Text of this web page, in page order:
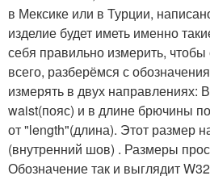
в Мексике или в Турции,
изделие будет иметь именно
себя правильно измерить,
всего, разберёмся с
измерять в двух направлениях:
waist(пояс) и в длине брючины
от "length"(длина). Этот размер
(внутренний шов) . Размеры
Обозначение так и выглядит